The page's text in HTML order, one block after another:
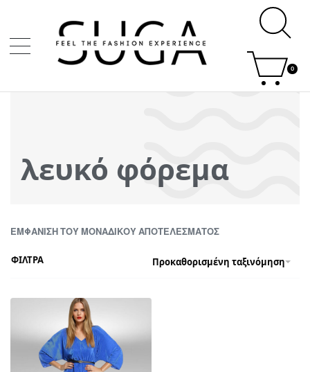
0
λευκό φόρεμα
ΕΜΦΆΝΙΣΗ ΤΟΥ ΜΟΝΑΔΙΚΟΎ ΑΠΟΤΕΛΈΣΜΑΤΟΣ
Προκαθορισμένη ταξινόμηση
ΦΙΛΤΡΑ